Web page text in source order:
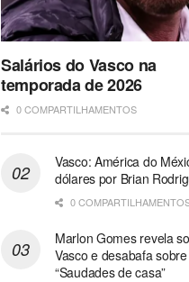
Salários do Vasco na
temporada de 2026
0 COMPARTILHAMENTOS
Vasco: América do
dólares por Brian
0
Marlon Gomes revela
Vasco e desabafa
“Saudades de casa”